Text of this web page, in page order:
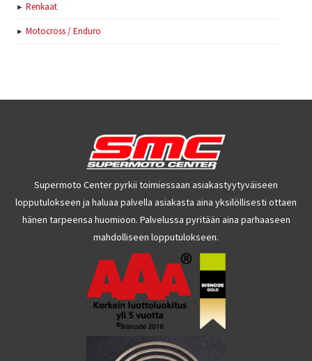
Renkaat
Motocross / Enduro
Supermoto Center pyrkii toimiessaan asiakastyytyväiseen
lopputulokseen ja haluaa palvella asiakasta aina yksilöllisesti ottaen
hänen tarpeensa huomioon. Palvelussa pyritään aina parhaaseen
mahdolliseen lopputulokseen.